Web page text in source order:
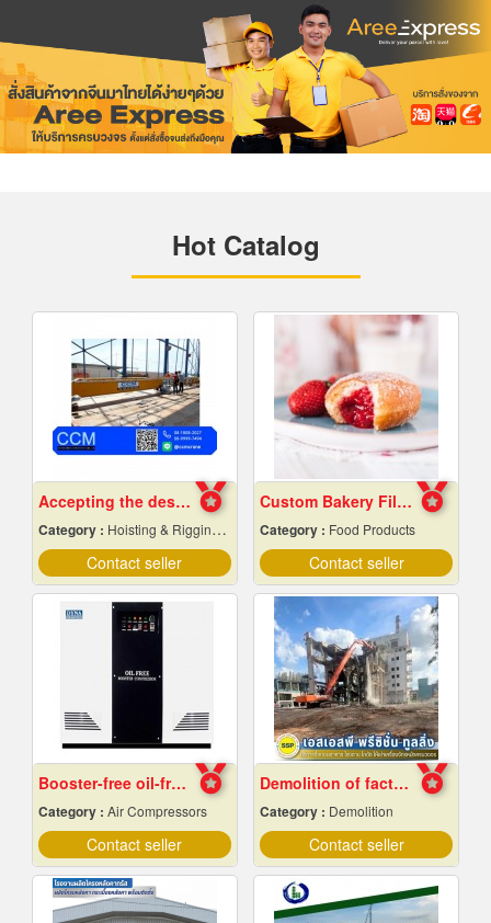
Hot Catalog
Accepting the design of crane factory
Category : Hoisting & Rigging Equipment
Contact seller
Custom Bakery Fillings
Category : Food Products
Contact seller
Booster-free oil-free air pump
Category : Air Compressors
Contact seller
Demolition of factory in Samut Prakan
Category : Demolition
Contact seller